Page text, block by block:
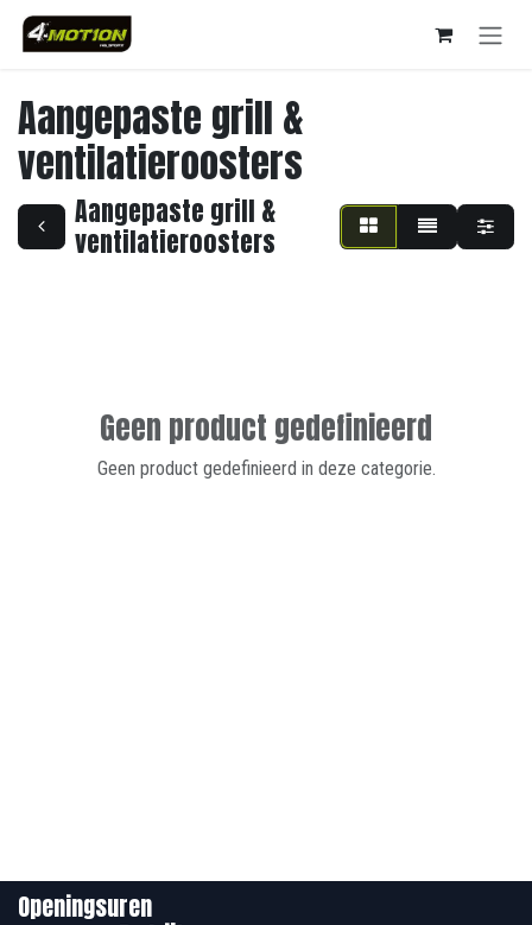
Overslaan naar inhoud
Aangepaste grill &
ventilatieroosters
Aangepaste grill &
ventilatieroosters
Geen product gedefinieerd
Geen product gedefinieerd in deze categorie.
Openingsuren